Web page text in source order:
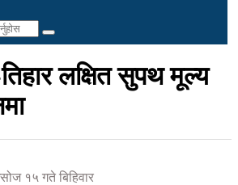
लक्षित सुपथ मूल्य
१५ गते बिहिवार